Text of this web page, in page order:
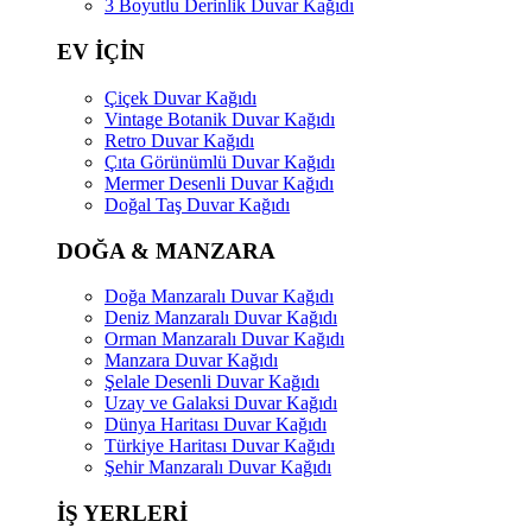
3 Boyutlu Derinlik Duvar Kağıdı
EV İÇİN
Çiçek Duvar Kağıdı
Vintage Botanik Duvar Kağıdı
Retro Duvar Kağıdı
Çıta Görünümlü Duvar Kağıdı
Mermer Desenli Duvar Kağıdı
Doğal Taş Duvar Kağıdı
DOĞA & MANZARA
Doğa Manzaralı Duvar Kağıdı
Deniz Manzaralı Duvar Kağıdı
Orman Manzaralı Duvar Kağıdı
Manzara Duvar Kağıdı
Şelale Desenli Duvar Kağıdı
Uzay ve Galaksi Duvar Kağıdı
Dünya Haritası Duvar Kağıdı
Türkiye Haritası Duvar Kağıdı
Şehir Manzaralı Duvar Kağıdı
İŞ YERLERİ